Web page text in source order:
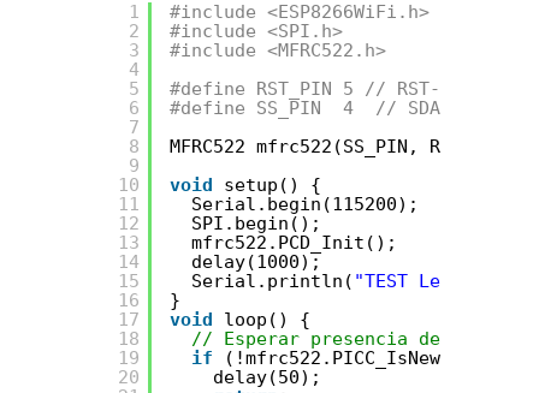
1
2
3
4
5
6
7
8
9
10
11
12
13
14
15
16
17
18
19
20
#include <ESP8266WiFi.h>
#include <SPI.h>
#include <MFRC522.h>
#define RST_PIN 5 // RST-PIN for
#define SS_PIN  4  // SDA-PIN for
MFRC522 mfrc522(SS_PIN, RST_PIN);
void
setup() {
Serial.begin(115200);
SPI.begin();
mfrc522.PCD_Init();
delay(1000);
Serial.println( "TEST Lector
}
void
loop() {
// Esperar presencia de nueva
if
delay(50);